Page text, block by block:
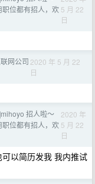
位都有招人，欢 5 月 22
日
网公司 2020 年 5 月 22
日
招人啦～
位都有招人，欢
2020 年
5 月 22
日
以简历发我 我内推试